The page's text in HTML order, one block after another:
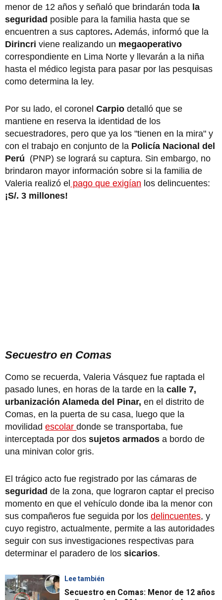
menor de 12 años y señaló que brindarán toda la
seguridad posible para la familia hasta que se
encuentren a sus captores. Además, informó que la
Dirincri viene realizando un megaoperativo
correspondiente en Lima Norte y llevarán a la niña
hasta el médico legista para pasar por las pesquisas
como determina la ley.
Por su lado, el coronel Carpio detalló que se
mantiene en reserva la identidad de los
secuestradores, pero que ya los "tienen en la mira" y
con el trabajo en conjunto de la Policía Nacional del
Perú (PNP) se logrará su captura. Sin embargo, no
brindaron mayor información sobre si la familia de
Valeria realizó el pago que exigían los delincuentes:
¡S/. 3 millones!
Secuestro en Comas
Como se recuerda, Valeria Vásquez fue raptada el
pasado lunes, en horas de la tarde en la calle 7,
urbanización Alameda del Pinar, en el distrito de
Comas, en la puerta de su casa, luego que la
movilidad escolar donde se transportaba, fue
interceptada por dos sujetos armados a bordo de
una minivan color gris.
El trágico acto fue registrado por las cámaras de
seguridad de la zona, que lograron captar el preciso
momento en que el vehículo donde iba la menor con
sus compañeros fue seguida por los delincuentes, y
cuyo registro, actualmente, permite a las autoridades
seguir con sus investigaciones respectivas para
determinar el paradero de los sicarios.
Lee también
Secuestro en Comas: Menor de 12 años